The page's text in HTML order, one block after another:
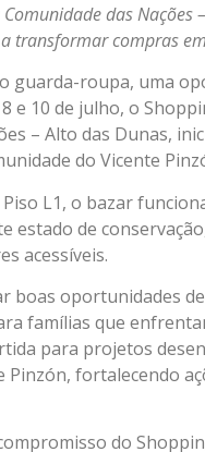
das Nações
transformar compras
guarda-roupa, uma
e 10 de julho, o
– Alto das Dunas,
do Vicente
L1, o bazar
estado de
acessíveis.
boas oportunidades
famílias que
para projetos
Pinzón, fortalecendo
do